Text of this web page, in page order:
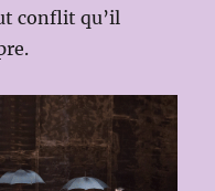
conflit qu’il